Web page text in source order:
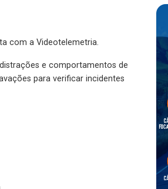
com a Videotelemetria.
e comportamentos de
para verificar incidentes